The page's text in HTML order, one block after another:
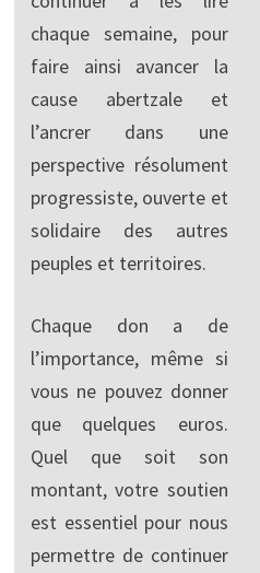
chaque semaine, pour
faire ainsi avancer la
cause abertzale et
l’ancrer dans une
perspective résolument
progressiste, ouverte et
solidaire des autres
peuples et territoires.
Chaque don a de
l’importance, même si
vous ne pouvez donner
que quelques euros.
Quel que soit son
montant, votre soutien
est essentiel pour nous
permettre de continuer